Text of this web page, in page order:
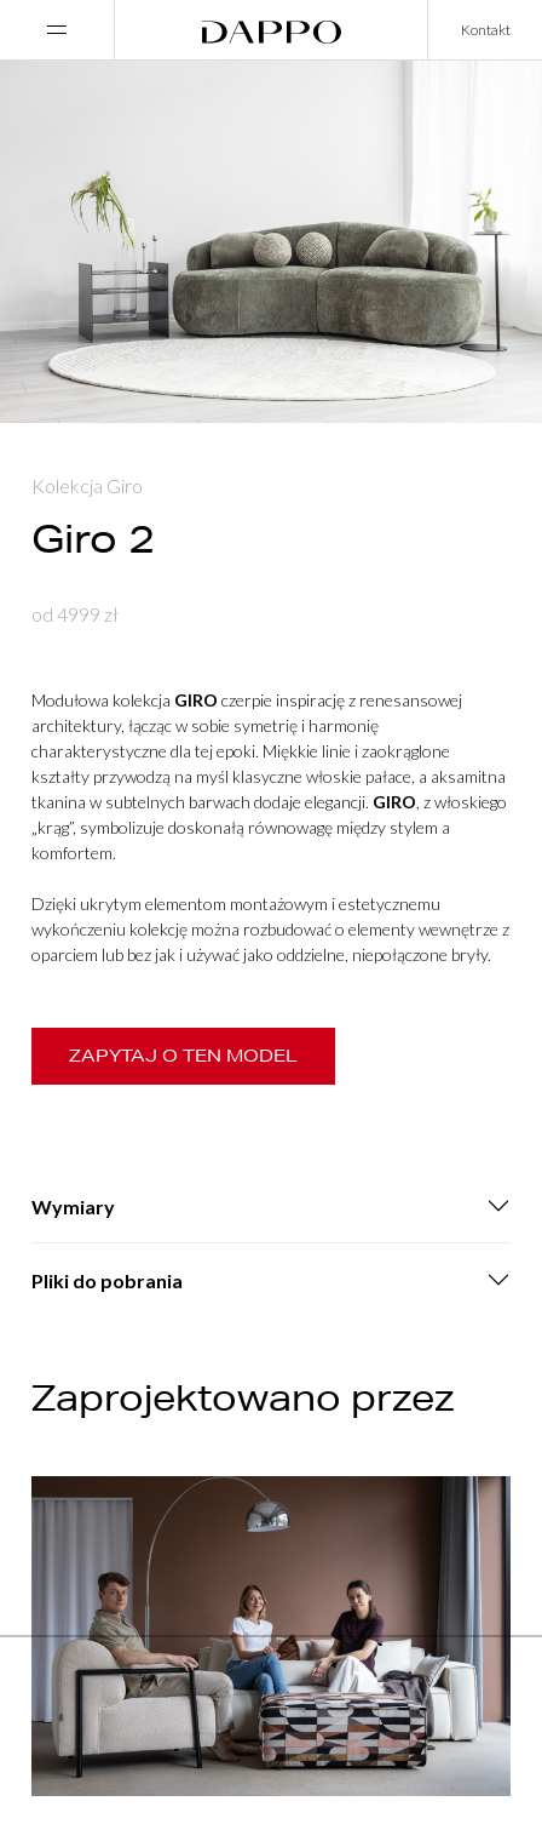
Main Navigation Kontakt
Kolekcja Giro
Giro 2
od 4999 zł
Modułowa kolekcja GIRO czerpie inspirację z renesansowej
architektury, łącząc w sobie symetrię i harmonię
charakterystyczne dla tej epoki. Miękkie linie i zaokrąglone
kształty przywodzą na myśl klasyczne włoskie pałace, a aksamitna
tkanina w subtelnych barwach dodaje elegancji. GIRO, z włoskiego
„krąg”, symbolizuje doskonałą równowagę między stylem a
komfortem.
Dzięki ukrytym elementom montażowym i estetycznemu
wykończeniu kolekcję można rozbudować o elementy wewnętrze z
oparciem lub bez jak i używać jako oddzielne, niepołączone bryły.
ZAPYTAJ O TEN MODEL
Wymiary
Pliki do pobrania
Zaprojektowano przez